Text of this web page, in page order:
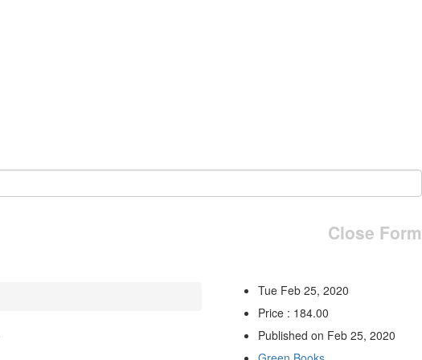
Close Form
Tue Feb 25, 2020
Price : 184.00
Published on Feb 25, 2020